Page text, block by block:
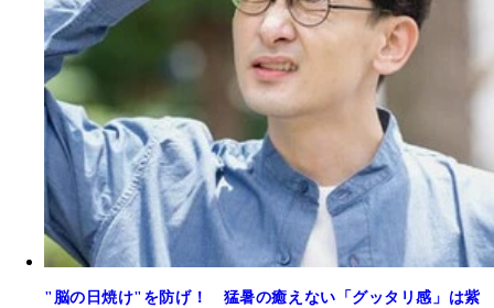
"脳の日焼け"を防げ！ 猛暑の癒えない「グッタリ感」は紫